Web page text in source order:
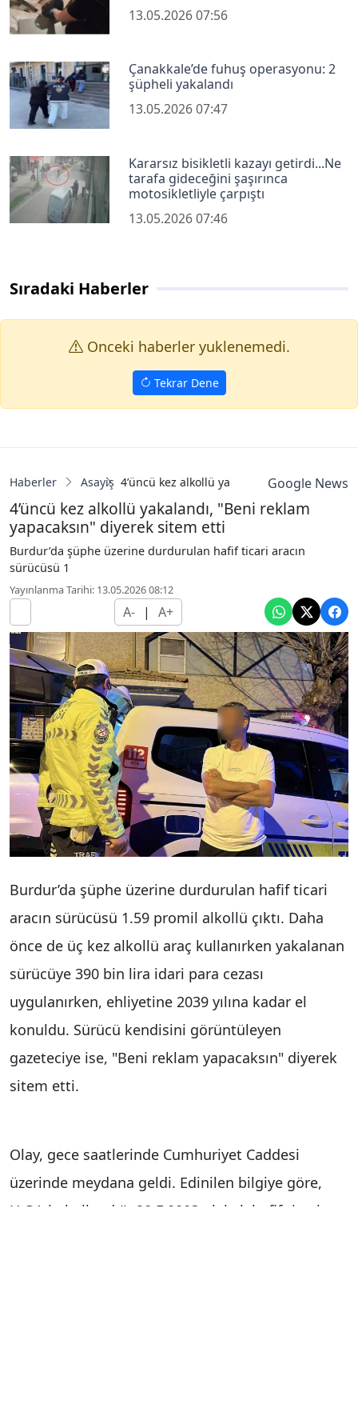
13.05.2026 07:56
Çanakkale’de fuhuş operasyonu: 2
şüpheli yakalandı
13.05.2026 07:47
Kararsız bisikletli kazayı getirdi...Ne
tarafa gideceğini şaşırınca
motosikletliyle çarpıştı
13.05.2026 07:46
Sıradaki Haberler
Onceki haberler yuklenemedi.
Tekrar Dene
Haberler Asayiş 4’üncü kez alkollü yakalandı, "Beni reklam
Google News
4’üncü kez alkollü yakalandı, "Beni reklam
yapacaksın" diyerek sitem etti
Burdur’da şüphe üzerine durdurulan hafif ticari aracın
sürücüsü 1
Yayınlanma Tarihi: 13.05.2026 08:12
A- | A+
Burdur’da şüphe üzerine durdurulan hafif ticari
aracın sürücüsü 1.59 promil alkollü çıktı. Daha
önce de üç kez alkollü araç kullanırken yakalanan
sürücüye 390 bin lira idari para cezası
uygulanırken, ehliyetine 2039 yılına kadar el
konuldu. Sürücü kendisini görüntüleyen
gazeteciye ise, "Beni reklam yapacaksın" diyerek
sitem etti.
Olay, gece saatlerinde Cumhuriyet Caddesi
üzerinde meydana geldi. Edinilen bilgiye göre,
H.G.’nin kullandığı 20 F 0003 plakalı hafif ticari